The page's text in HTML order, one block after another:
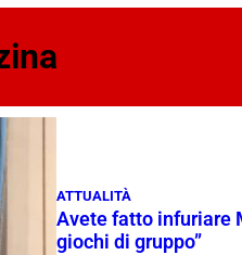
ATTUALITÀ
Avete fatto infuriare
giochi di gruppo”